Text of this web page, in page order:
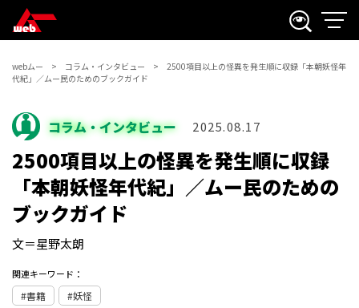
webムー コラム・インタビュー
2500項目以上の怪異を発生順に収録「本朝妖怪年
代紀」／ムー民のためのブックガイド
コラム・インタビュー 2025.08.17
2500項目以上の怪異を発生順に収録
「本朝妖怪年代紀」／ムー民のための
ブックガイド
文＝星野太朗
関連キーワード：
書籍 妖怪